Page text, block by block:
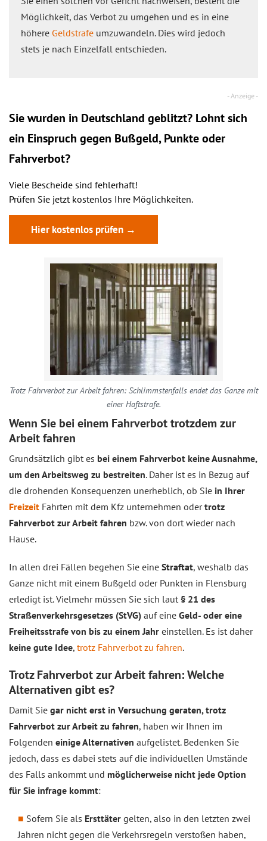
Möglichkeit, das Verbot zu umgehen und es in eine
höhere Geldstrafe umzuwandeln. Dies wird jedoch
stets je nach Einzelfall entschieden.
Sie wurden in Deutschland geblitzt? Lohnt sich
ein Einspruch gegen Bußgeld, Punkte oder
Fahrverbot?
Viele Bescheide sind fehlerhaft!
Prüfen Sie jetzt kostenlos Ihre Möglichkeiten.
Hier kostenlos prüfen →
Trotz Fahrverbot zur Arbeit fahren: Schlimmstenfalls endet das Ganze mit
einer Haftstrafe.
Wenn Sie bei einem Fahrverbot trotzdem zur
Arbeit fahren
Grundsätzlich gibt es bei einem Fahrverbot keine Ausnahme,
um den Arbeitsweg zu bestreiten. Daher ist es in Bezug auf
die drohenden Konsequenzen unerheblich, ob Sie in Ihrer
Freizeit Fahrten mit dem Kfz unternehmen odertrotz
Fahrverbot zur Arbeit fahren bzw. von dort wieder nach
Hause.
In allen drei Fällen begehen Sie eine Straftat, weshalb das
Ganze nicht mit einem Bußgeld oder Punkten in Flensburg
erledigt ist. Vielmehr müssen Sie sich laut § 21 des
Straßenverkehrsgesetzes (StVG) auf eine Geld- oder eine
Freiheits‌strafe von bis zu einem Jahr einstellen. Es ist daher
keine gute Idee, trotz Fahrverbot zu fahren.
Trotz Fahrverbot zur Arbeit fahren: Welche
Alternativen gibt es?
Damit Sie gar nicht erst in Versuchung geraten, trotz
Fahrverbot zur Arbeit zu fahren, haben wir Ihnen im
Folgenden einige Alternativen aufgelistet. Bedenken Sie
jedoch, dass es dabei stets auf die individuellen Umstände
des Falls ankommt und möglicherweise nicht jede Option
für Sie infrage kommt:
Sofern Sie als Ersttäter gelten, also in den letzten zwei
Jahren nicht gegen die Verkehrsregeln verstoßen haben,